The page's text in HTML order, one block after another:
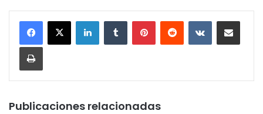
LinkedInTumblr PinterestReddit VKontakteCompartir por
Imprimir
Publicaciones relacionadas